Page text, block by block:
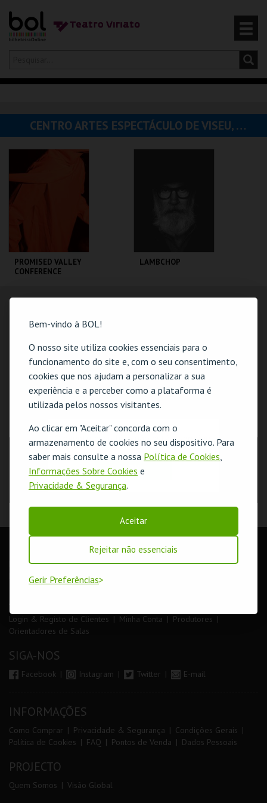
Bem-vindo à BOL!
O nosso site utiliza cookies essenciais para o
funcionamento do site e, com o seu consentimento,
cookies que nos ajudam a personalizar a sua
experiência e a perceber como a plataforma é
utilizada pelos nossos visitantes.
Ao clicar em "Aceitar" concorda com o
armazenamento de cookies no seu dispositivo. Para
saber mais consulte a nossa Política de Cookies,
Informações Sobre Cookies e
Privacidade & Segurança.
Aceitar
Rejeitar não essenciais
Gerir Preferências
Olá,iniciar sessão
CARRINHO
EVENTOS
CARTÕES
PRODUTOS
CENTRO ARTES ESPECTÁCULO DE VISEU, ASSOC. CULT. PEDAG.
PROMISED VALLEY
CONFERENCE
TEATRO VIRIATO
COMPRAR
LAMBCHOP
TEATRO VIRIATO
COMPRAR
LOCALIZAÇÃO
MORADA
3500-160 Viseu
Pesquisar Carrinho de compras Eventos Cartões
Produtos
Livro de Reclamações
Login & Registo de Clientes Minha Conta
Produtores
Orientadores de Salas
SIGA-NOS
Facebook Instagram Twitter E-mail
INFORMAÇÕES
Como Comprar Privacidade & Segurança
Condições Gerais
Política de Cookies
FAQ Pontos de Venda Dados Pessoais
PROJECTO
Quem Somos Visão Global
O evento escolhido não está disponível
OK